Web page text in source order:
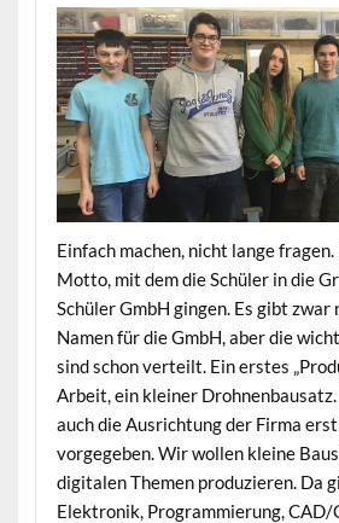
Einfach machen, nicht lange fragen.
Motto, mit dem die Schüler in die
Schüler GmbH gingen. Es gibt zwar
Namen für die GmbH, aber die
sind schon verteilt. Ein erstes
Arbeit, ein kleiner
auch die Ausrichtung der Firma
vorgegeben. Wir wollen kleine
digitalen Themen produzieren. Da
Elektronik, Programmierung,